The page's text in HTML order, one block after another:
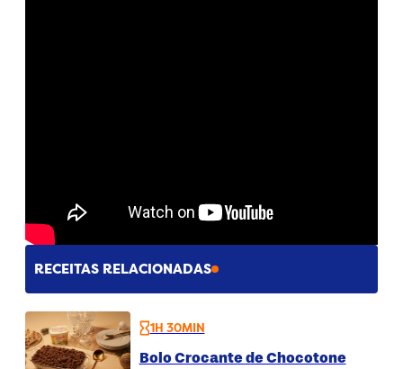
RECEITAS RELACIONADAS
1H 30MIN
Bolo Crocante de Chocotone